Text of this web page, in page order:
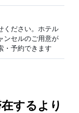
ください。ホテル
ンセルのご用意が
・予約できます
するより